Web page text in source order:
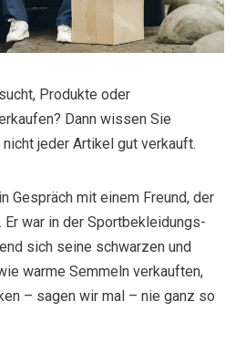
Produkte oder
Dann wissen Sie
jeder Artikel gut verkauft.
Gespräch mit einem Freund, der
war in der Sportbekleidungs-
sich seine schwarzen und
warme Semmeln verkauften,
– sagen wir mal – nie ganz so